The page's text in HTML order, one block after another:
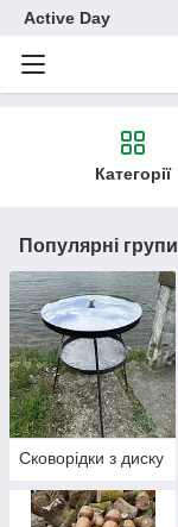
Active Day
Категорії
Популярні групи
Сковорідки з диску